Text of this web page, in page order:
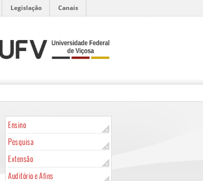
Legislação Canais
Ensino
Pesquisa
Extensão
Auditório e Afins